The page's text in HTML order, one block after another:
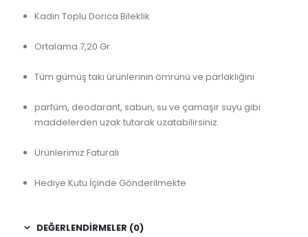
Kadın Toplu Dorica Bileklik
Ortalama 7,20 Gr
Tüm gümüş takı ürünlerinin ömrünü ve parlaklığını
parfüm, deodarant, sabun, su ve çamaşır suyu gibi
maddelerden uzak tutarak uzatabilirsiniz.
Ürünlerimiz Faturalı
Hediye Kutu İçinde Gönderilmekte
DEĞERLENDIRMELER (0)